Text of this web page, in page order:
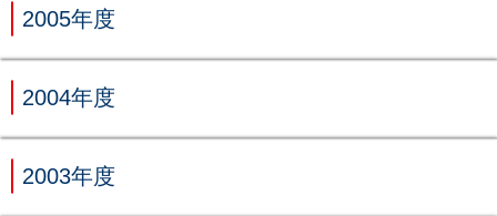
2005年度
2004年度
2003年度